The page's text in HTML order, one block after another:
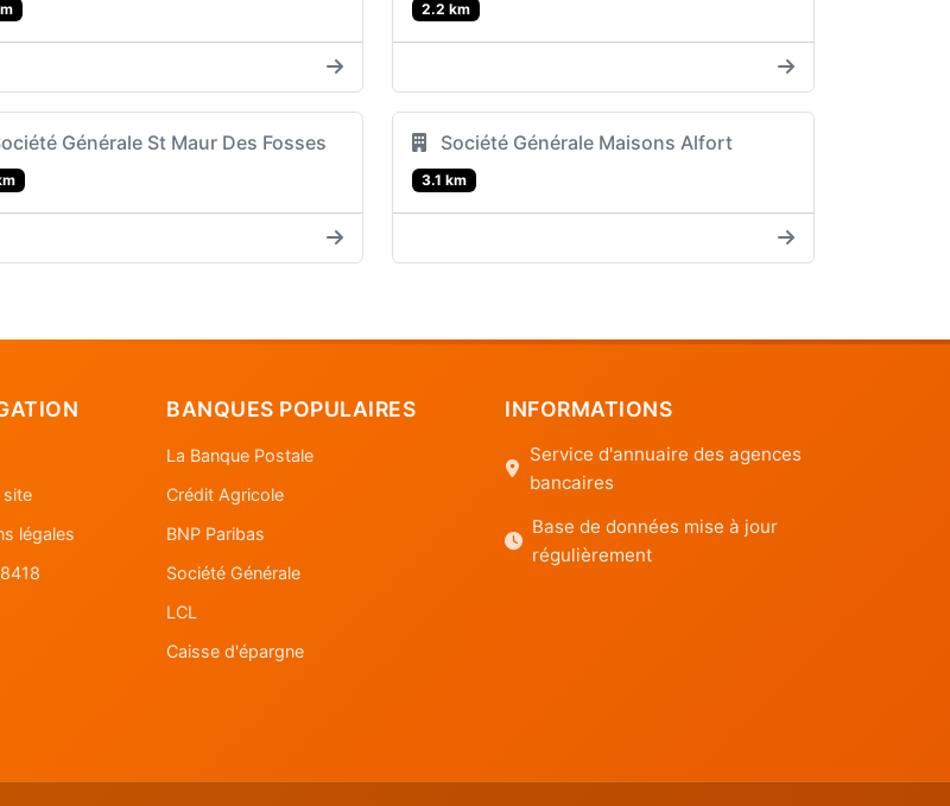
2.2 km
Générale St Maur Des Fosses Société Générale Maisons Alfort
3.1 km
site
légales
BANQUES POPULAIRES
La Banque Postale
Crédit Agricole
BNP Paribas
Société Générale
LCL
Caisse d'épargne
INFORMATIONS
Service d'annuaire des agences
bancaires
Base de données mise à jour
régulièrement